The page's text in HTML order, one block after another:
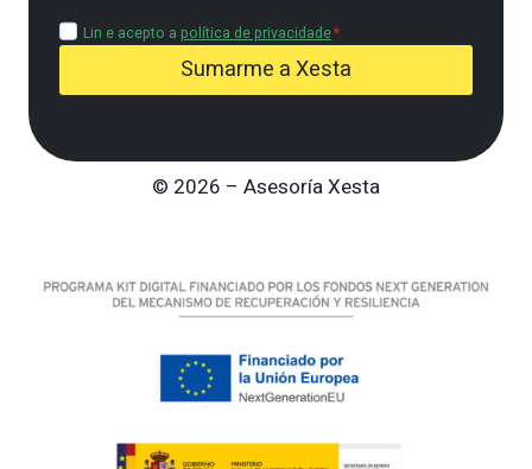
Lin e acepto a política de privacidade*
Sumarme a Xesta
© 2026 – Asesoría Xesta